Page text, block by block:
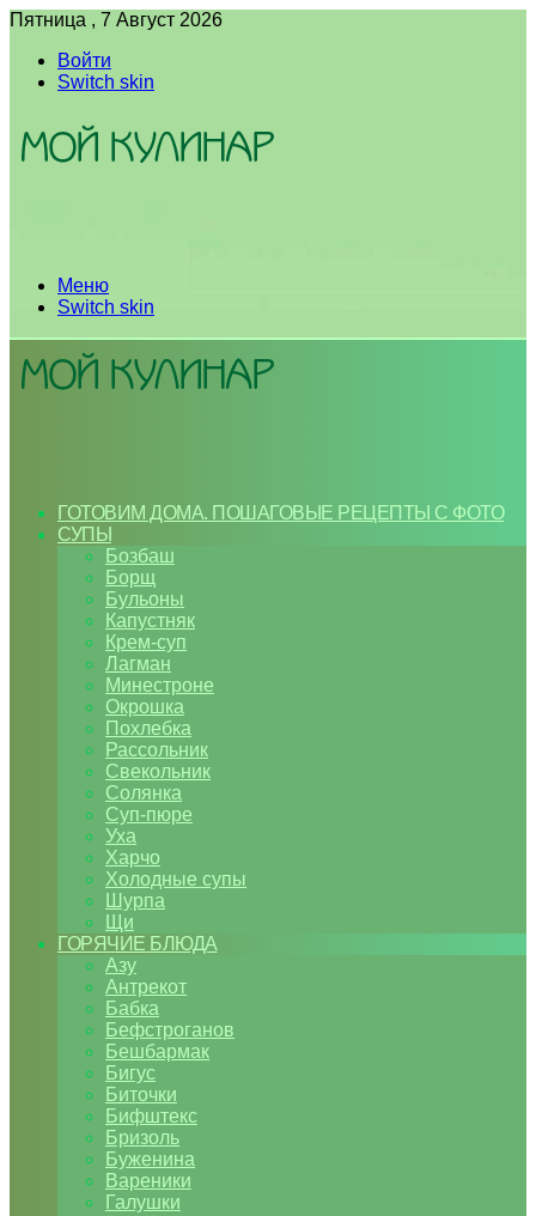
Пятница , 7 Август 2026
Войти
Switch skin
Меню
Switch skin
ГОТОВИМ ДОМА. ПОШАГОВЫЕ РЕЦЕПТЫ С ФОТО
СУПЫ
Бозбаш
Борщ
Бульоны
Капустняк
Крем-суп
Лагман
Минестроне
Окрошка
Похлебка
Рассольник
Свекольник
Солянка
Суп-пюре
Уха
Харчо
Холодные супы
Шурпа
Щи
ГОРЯЧИЕ БЛЮДА
Азу
Антрекот
Бабка
Бефстроганов
Бешбармак
Бигус
Биточки
Бифштекс
Бризоль
Буженина
Вареники
Галушки